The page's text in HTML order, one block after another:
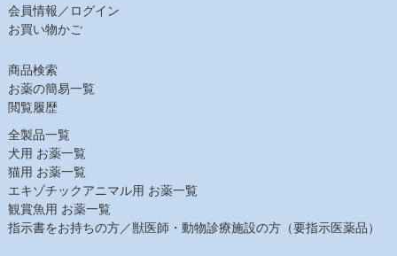
【日用品】
注射針・シリンジ
ヘアケア
スキンケア
耳ケア
デンタルケア
その他フード
会員情報／ログイン
お買い物かご
商品検索
お薬の簡易一覧
閲覧履歴
全製品一覧
犬用 お薬一覧
猫用 お薬一覧
エキゾチックアニマル用 お薬一覧
観賞魚用 お薬一覧
指示書をお持ちの方／獣医師・動物診療施設の方（要指示医薬品）